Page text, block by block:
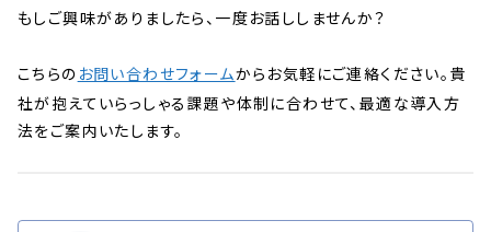
もしご興味がありましたら、一度お話ししませんか？
こちらの お問い合わせフォームからお気軽にご連絡ください。貴
社が抱えていらっしゃる課題や体制に合わせて、最適な導入方
法をご案内いたします。